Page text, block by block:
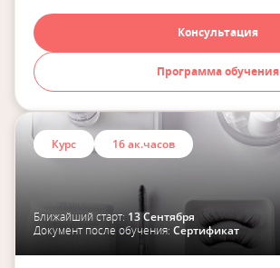
Консультация
Программа обучения
Курс 16 ак.часов
Ближайший старт: 13 Сентября
Документ после обучения: Сертификат